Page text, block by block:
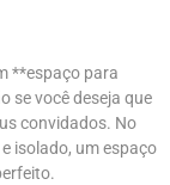
**espaço para
se você deseja que
convidados. No
isolado, um espaço